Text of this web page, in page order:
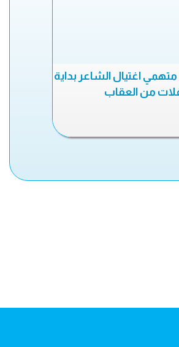
اغتيال الشاعر بداية
من العقاب